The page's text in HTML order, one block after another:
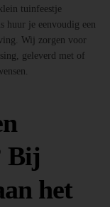
tuinfeestje
huur je eenvoudig een
Wij zorgen voor
geleverd met of
Bij
het